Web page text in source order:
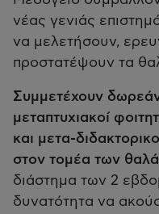
νέας γενιάς
να μελετήσουν,
προστατέψουν τα
Συμμετέχουν
μεταπτυχιακοί
και μετα-
στον τομέα των
διάστημα των 2
δυνατότητα να